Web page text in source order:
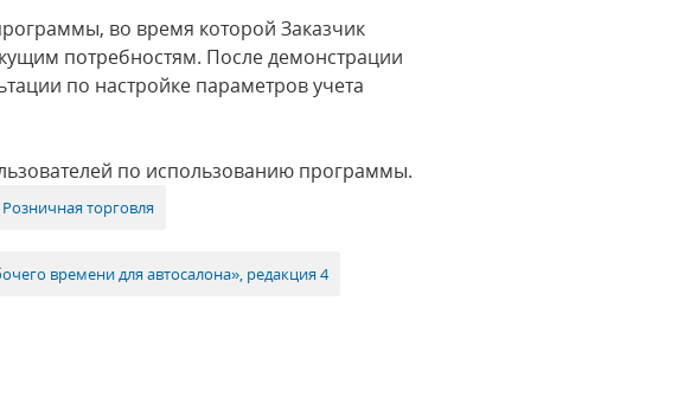
во время которой Заказчик
потребностям. После демонстрации
по настройке параметров учета
по использованию программы.
Розничная торговля
времени для автосалона», редакция 4